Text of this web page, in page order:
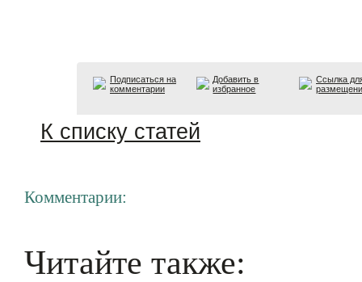
Подписаться на
комментарии
Добавить в
избранное
Ссылка
К списку статей
Комментарии:
Читайте также: